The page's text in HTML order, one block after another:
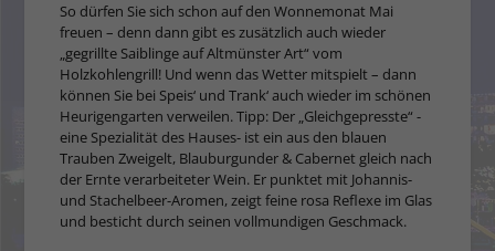
So dürfen Sie sich schon auf den Wonnemonat Mai
freuen – denn dann gibt es zusätzlich auch wieder
„gegrillte Saiblinge auf Altmünster Art“ vom
Holzkohlengrill! Und wenn das Wetter mitspielt – dann
können Sie bei Speis‘ und Trank‘ auch wieder im schönen
Heurigengarten verweilen. Tipp: Der „Gleichgepresste“ -
eine Spezialität des Hauses- ist ein aus den blauen
Trauben Zweigelt, Blauburgunder & Cabernet gleich nach
der Ernte verarbeiteter Wein. Er punktet mit Johannis-
und Stachelbeer-Aromen, zeigt feine rosa Reflexe im Glas
und besticht durch seinen vollmundigen Geschmack.